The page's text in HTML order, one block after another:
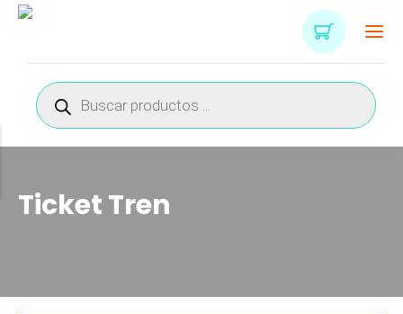
Búsqueda
de
productos
Ticket Tren